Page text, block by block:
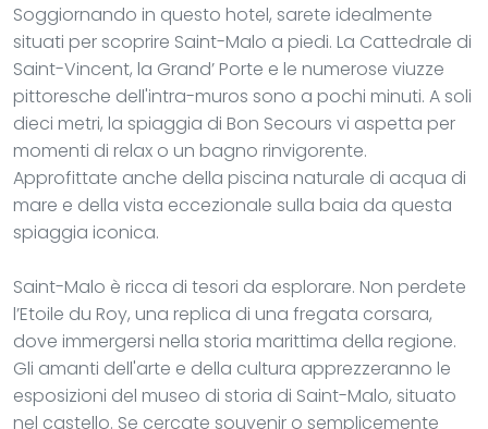
Soggiornando in questo hotel, sarete idealmente
situati per scoprire Saint-Malo a piedi. La Cattedrale di
Saint-Vincent, la Grand’ Porte e le numerose viuzze
pittoresche dell'intra-muros sono a pochi minuti. A soli
dieci metri, la spiaggia di Bon Secours vi aspetta per
momenti di relax o un bagno rinvigorente.
Approfittate anche della piscina naturale di acqua di
mare e della vista eccezionale sulla baia da questa
spiaggia iconica.
Saint-Malo è ricca di tesori da esplorare. Non perdete
l’Etoile du Roy, una replica di una fregata corsara,
dove immergersi nella storia marittima della regione.
Gli amanti dell'arte e della cultura apprezzeranno le
esposizioni del museo di storia di Saint-Malo, situato
nel castello. Se cercate souvenir o semplicemente